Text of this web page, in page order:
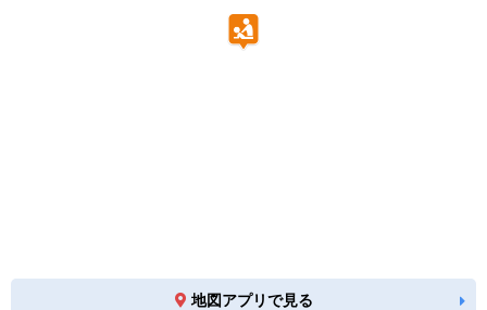
地図アプリで見る